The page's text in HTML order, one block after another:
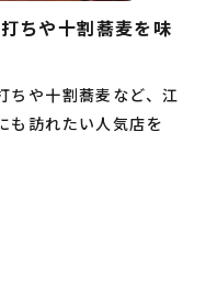
ちや十割蕎麦を味
ちや十割蕎麦など、江
も訪れたい人気店を